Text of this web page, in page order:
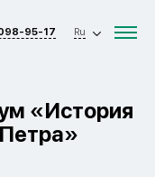
95-17 Ru
«История